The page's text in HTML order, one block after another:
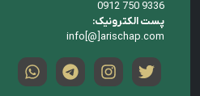
0912 750 9336
پست الکترونیک:
info[@]arischap.com